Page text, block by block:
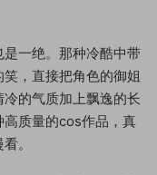
一绝。那种冷酷中带
，直接把角色的御姐
的气质加上飘逸的长
质量的cos作品，真
。